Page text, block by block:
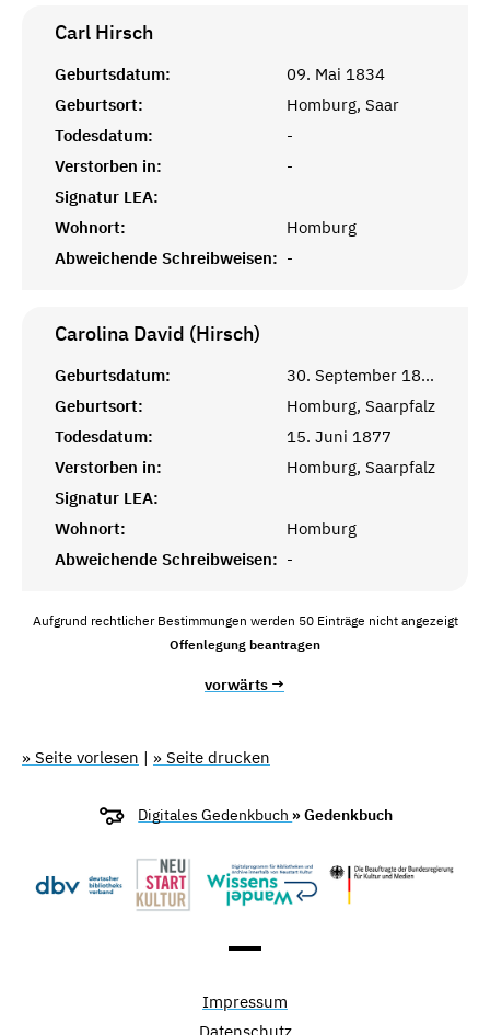
Carl Hirsch
Geburtsdatum:
09. Mai 1834
Geburtsort:
Homburg, Saar
Todesdatum:
-
Verstorben in:
-
Signatur LEA:
Wohnort:
Homburg
Abweichende Schreibweisen: -
Carolina David (Hirsch)
Geburtsdatum:
30. September 1847
Geburtsort:
Homburg, Saarpfalz
Todesdatum:
15. Juni 1877
Verstorben in:
Homburg, Saarpfalz
Signatur LEA:
Wohnort:
Homburg
Abweichende Schreibweisen: -
Aufgrund rechtlicher Bestimmungen werden 50 Einträge nicht angezeigt
Offenlegung beantragen
vorwärts →
» Seite vorlesen | » Seite drucken
Digitales Gedenkbuch » Gedenkbuch
Impressum